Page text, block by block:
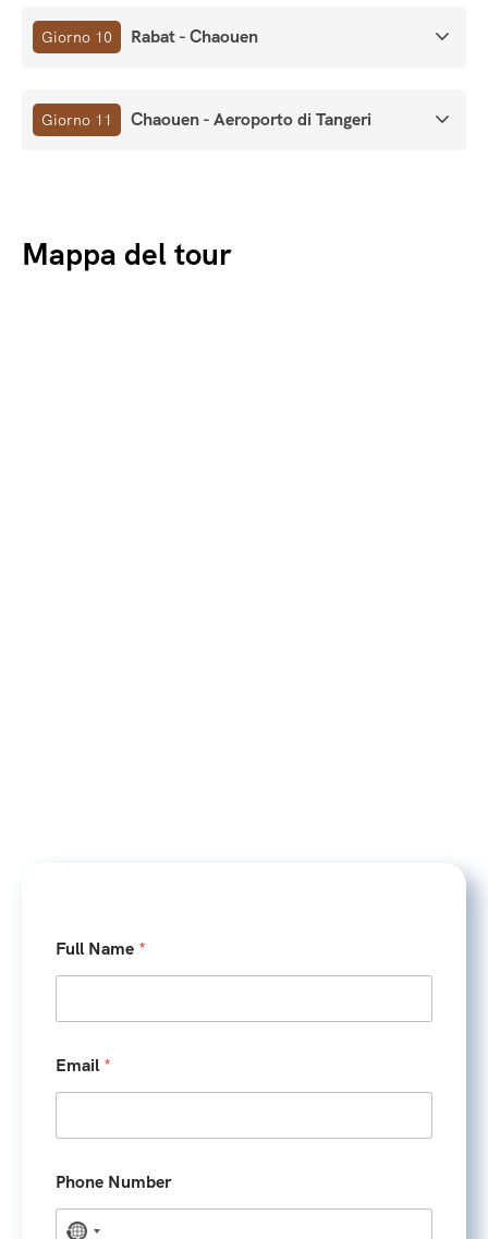
Giorno 10 Rabat - Chaouen
Giorno 11 Chaouen - Aeroporto di Tangeri
Mappa del tour
Full Name *
Email *
Phone Number